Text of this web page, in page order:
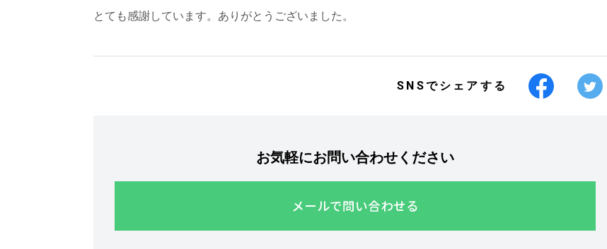
とても感謝しています。ありがとうございました。
SNSでシェアする
お気軽にお問い合わせください
メールで問い合わせる